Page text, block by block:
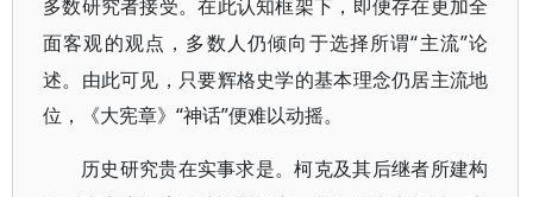
多数研究者接受。在此认知框架下，即便存在更加全
面客观的观点，多数人仍倾向于选择所谓“主流”论
述。由此可见，只要辉格史学的基本理念仍居主流地
位，《大宪章》“神话”便难以动摇。
历史研究贵在实事求是。柯克及其后继者所建构